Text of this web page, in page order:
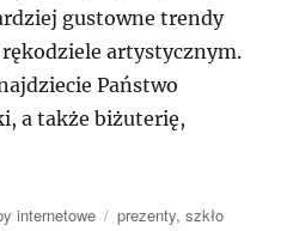
gustowne trendy
artystycznym.
Państwo
a także biżuterię,
internetowe Tagi
prezenty,szkło